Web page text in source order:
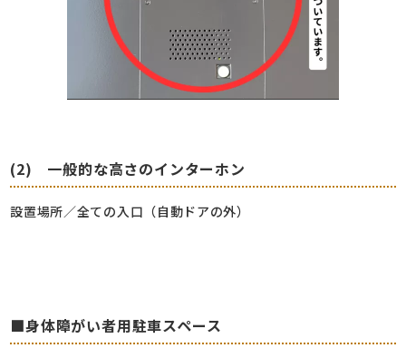
(2) 一般的な高さのインターホン
設置場所／全ての入口（自動ドアの外）
■身体障がい者用駐車スペース